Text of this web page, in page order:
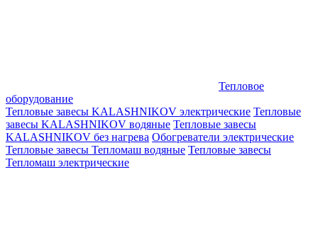
Тепловое
оборудование
Тепловые завесы KALASHNIKOV электрические Тепловые
завесы KALASHNIKOV водяные Тепловые завесы
KALASHNIKOV без нагрева Обогреватели электрические
Тепловые завесы Тепломаш водяные Тепловые завесы
Тепломаш электрические